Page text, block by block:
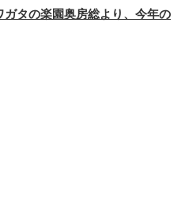
ガタの楽園奥房総より、今年の